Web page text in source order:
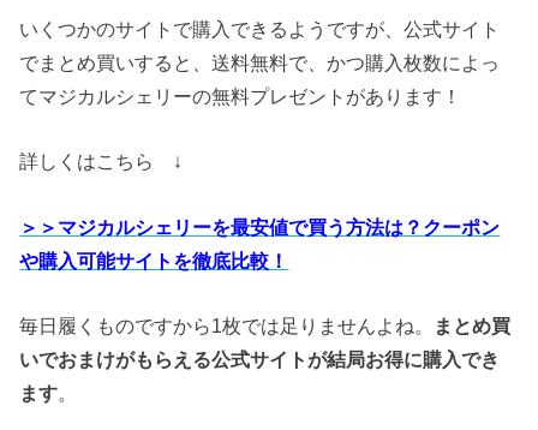
いくつかのサイトで購入できるようですが、公式サイト
でまとめ買いすると、送料無料で、かつ購入枚数によっ
てマジカルシェリーの無料プレゼントがあります！
詳しくはこちら ↓
＞＞マジカルシェリーを最安値で買う方法は？クーポン
や購入可能サイトを徹底比較！
毎日履くものですから1枚では足りませんよね。
まとめ買
いでおまけがもらえる公式サイトが結局お得に購入でき
ます。